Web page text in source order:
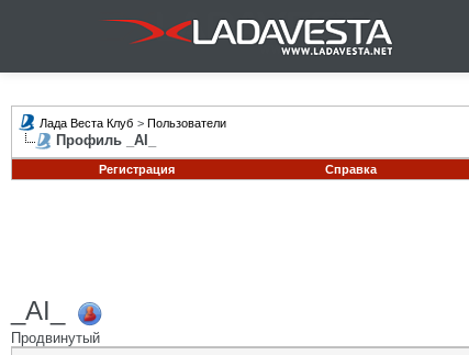
Лада Веста Клуб > Пользователи
Профиль _AI_
Регистрация
Справка
_AI_
Продвинутый